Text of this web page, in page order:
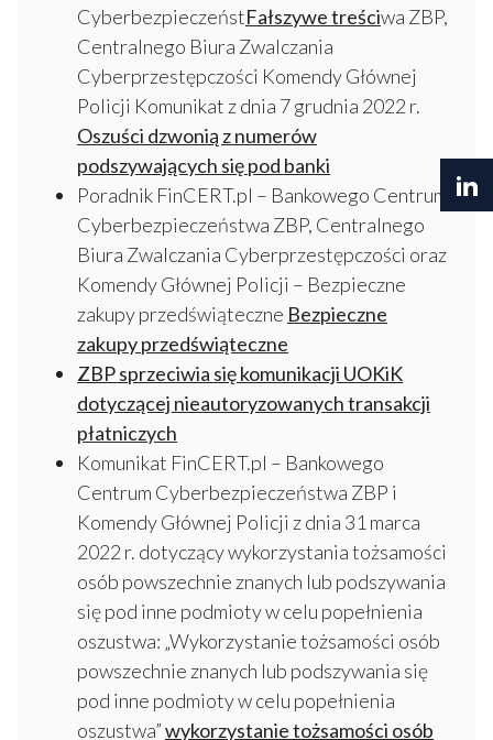
CyberbezpieczeństFałszywe treściwa ZBP,
Centralnego Biura Zwalczania
Cyberprzestępczości Komendy Głównej
Policji Komunikat z dnia 7 grudnia 2022 r.
Oszuści dzwonią z numerów
podszywających się pod banki
Poradnik FinCERT.pl – Bankowego Centrum
Cyberbezpieczeństwa ZBP, Centralnego
Biura Zwalczania Cyberprzestępczości oraz
Komendy Głównej Policji – Bezpieczne
zakupy przedświąteczne Bezpieczne
zakupy przedświąteczne
ZBP sprzeciwia się komunikacji UOKiK
dotyczącej nieautoryzowanych transakcji
płatniczych
Komunikat FinCERT.pl – Bankowego
Centrum Cyberbezpieczeństwa ZBP i
Komendy Głównej Policji z dnia 31 marca
2022 r. dotyczący wykorzystania tożsamości
osób powszechnie znanych lub podszywania
się pod inne podmioty w celu popełnienia
oszustwa: „Wykorzystanie tożsamości osób
powszechnie znanych lub podszywania się
pod inne podmioty w celu popełnienia
oszustwa”wykorzystanie tożsamości osób